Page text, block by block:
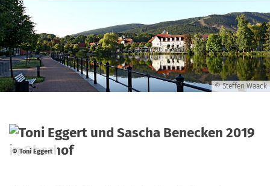
© Steffen Waack
© Toni Eggert